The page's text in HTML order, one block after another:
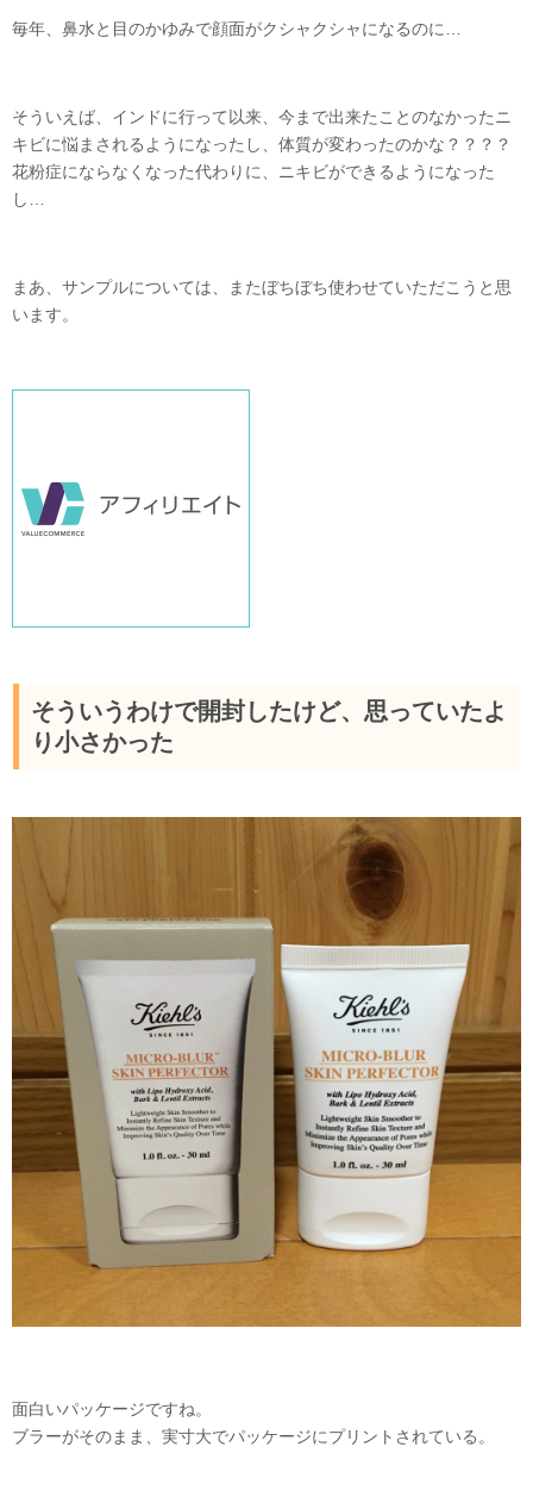
毎年、鼻水と目のかゆみで顔面がクシャクシャになるのに…
そういえば、インドに行って以来、今まで出来たことのなかったニ
キビに悩まされるようになったし、体質が変わったのかな？？？？
花粉症にならなくなった代わりに、ニキビができるようになった
し…
まあ、サンプルについては、またぼちぼち使わせていただこうと思
います。
そういうわけで開封したけど、思っていたよ
り小さかった
面白いパッケージですね。
ブラーがそのまま、実寸大でパッケージにプリントされている。